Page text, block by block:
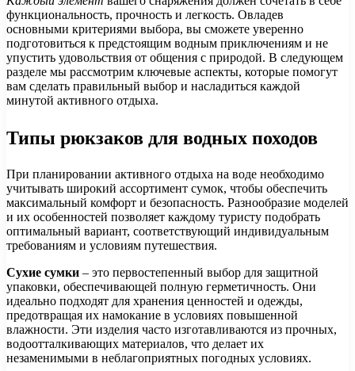
функциональность, прочность и легкость. Овладев
основными критериями выбора, вы сможете уверенно
подготовиться к предстоящим водным приключениям и не
упустить удовольствия от общения с природой. В следующем
разделе мы рассмотрим ключевые аспекты, которые помогут
вам сделать правильный выбор и насладиться каждой
минутой активного отдыха.
Типы рюкзаков для водных походов
При планировании активного отдыха на воде необходимо
учитывать широкий ассортимент сумок, чтобы обеспечить
максимальный комфорт и безопасность. Разнообразие моделей
и их особенностей позволяет каждому туристу подобрать
оптимальный вариант, соответствующий индивидуальным
требованиям и условиям путешествия.
Сухие сумки – это первостепенный выбор для защитной
упаковки, обеспечивающей полную герметичность. Они
идеально подходят для хранения ценностей и одежды,
предотвращая их намокание в условиях повышенной
влажности. Эти изделия часто изготавливаются из прочных,
водоотталкивающих материалов, что делает их
незаменимыми в неблагоприятных погодных условиях.